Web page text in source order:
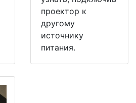
проектор к
другому
источнику
питания.